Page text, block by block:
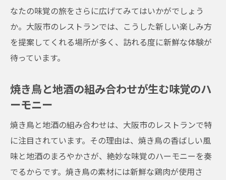
なたの味覚の旅をさらに広げてみてはいかがでしょう
か。大阪市のレストランでは、こうした新しい楽しみ方
を提案してくれる場所が多く、訪れる度に新鮮な体験が
待っています。
焼き鳥と地酒の組み合わせが生む味覚のハ
ーモニー
焼き鳥と地酒の組み合わせは、大阪市のレストランで特
に注目されています。その理由は、焼き鳥の香ばしい風
味と地酒のまろやかさが、絶妙な味覚のハーモニーを奏
でるからです。焼き鳥の素材には新鮮な鶏肉が使用さ